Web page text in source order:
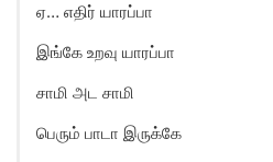
ஏ… எதிர் யாரப்பா
இங்கே உறவு யாரப்பா
சாமி அட சாமி
பெரும் பாடா இருக்கே